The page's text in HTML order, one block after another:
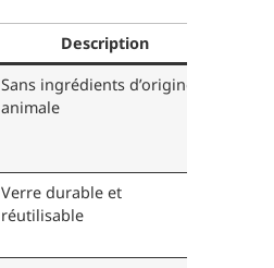
Description
Sans ingrédients d’origine
animale
Verre durable et
réutilisable